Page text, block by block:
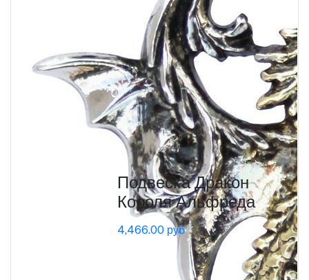
Подвеска Дракон
Короля Альфреда
4,466.00 руб